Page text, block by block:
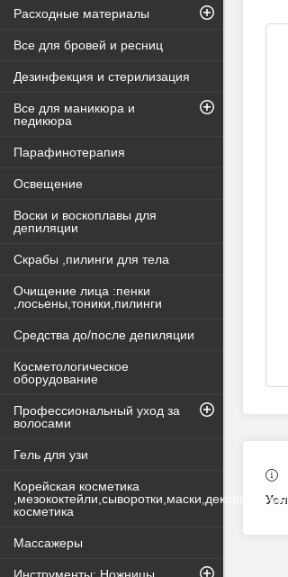
Расходные материалы
Все для бровей и ресниц
Дезинфекция и стерилизация
Все для маникюра и
педикюра
Парафинотерапия
Освещение
Воски и воскоплавы для
депиляции
Скрабы ,пилинги для тела
Очищение лица :пенки
,лосьены,тоники,пилинги
Средства до/после депиляции
Косметологическое
оборудование
Профессиональный уход за
волосами
Гель для узи
Корейская косметика
,мезококтейли,сыворотки,маски,декоративная
косметика
Массажеры